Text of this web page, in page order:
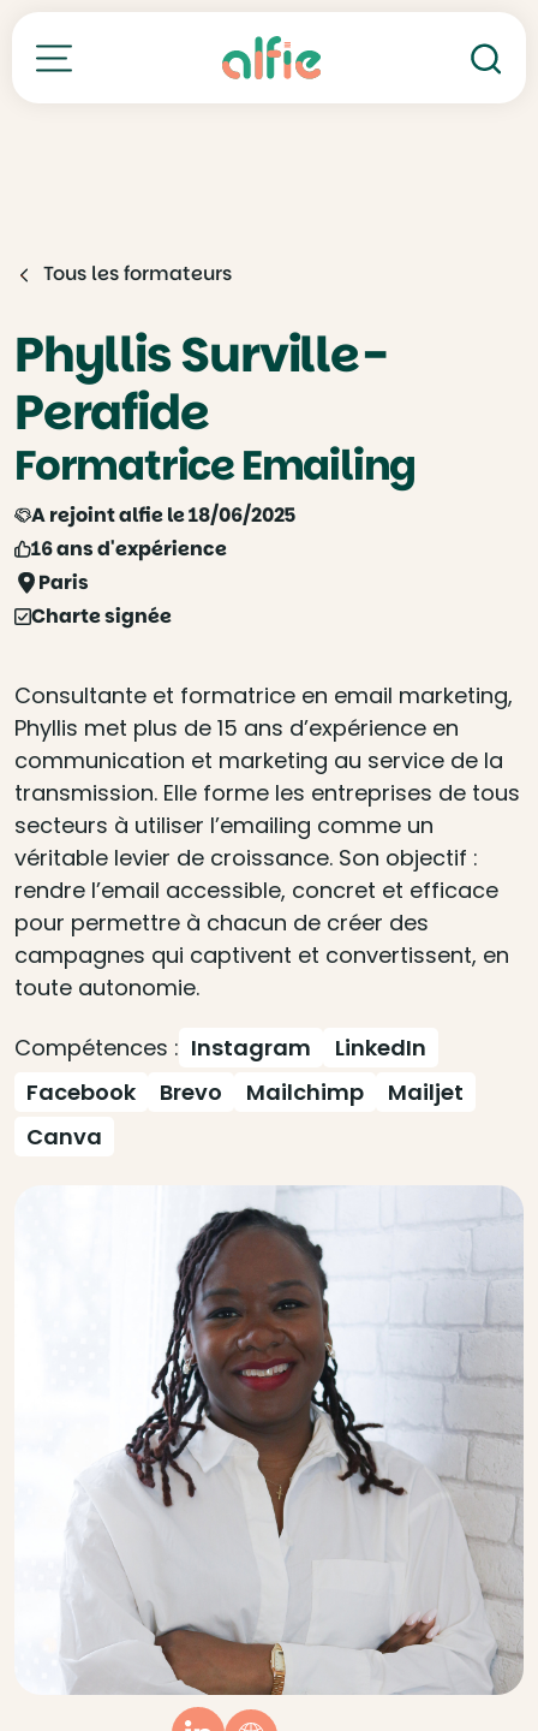
Toutes nos formations
Tous les formateurs
Phyllis Surville-
Perafide
Formatrice Emailing
A rejoint alfie le 18/06/2025
16 ans d'expérience
Paris
Charte signée
Consultante et formatrice en email marketing,
Phyllis met plus de 15 ans d’expérience en
communication et marketing au service de la
transmission. Elle forme les entreprises de tous
secteurs à utiliser l’emailing comme un
véritable levier de croissance. Son objectif :
rendre l’email accessible, concret et efficace
pour permettre à chacun de créer des
campagnes qui captivent et convertissent, en
toute autonomie.
Compétences : Instagram
LinkedIn
Facebook
Brevo Mailchimp
Mailjet
Canva